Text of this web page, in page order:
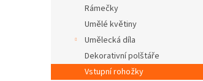
Rámečky
Umělé květiny
Umělecká díla
Dekorativní polštáře
Vstupní rohožky